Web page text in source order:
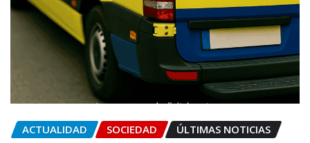
ACTUALIDAD SOCIEDAD ÚLTIMAS NOTICIAS